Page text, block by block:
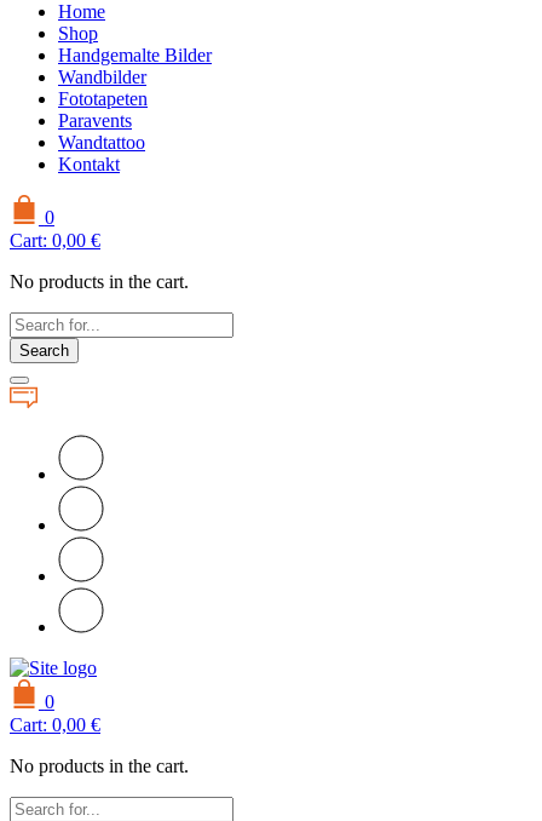
Home
Shop
Handgemalte Bilder
Wandbilder
Fototapeten
Paravents
Wandtattoo
Kontakt
0
Cart: 0,00 €
No products in the cart.
Search
0
Cart: 0,00 €
No products in the cart.